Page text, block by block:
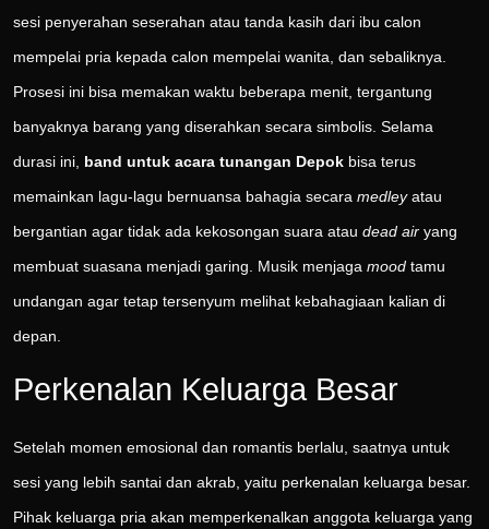
sesi penyerahan seserahan atau tanda kasih dari ibu calon
mempelai pria kepada calon mempelai wanita, dan sebaliknya.
Prosesi ini bisa memakan waktu beberapa menit, tergantung
banyaknya barang yang diserahkan secara simbolis. Selama
durasi ini, band untuk acara tunangan Depok bisa terus
memainkan lagu-lagu bernuansa bahagia secara medleyatau
bergantian agar tidak ada kekosongan suara atau dead air yang
membuat suasana menjadi garing. Musik menjaga mood tamu
undangan agar tetap tersenyum melihat kebahagiaan kalian di
depan.
Perkenalan Keluarga Besar
Setelah momen emosional dan romantis berlalu, saatnya untuk
sesi yang lebih santai dan akrab, yaitu perkenalan keluarga besar.
Pihak keluarga pria akan memperkenalkan anggota keluarga yang